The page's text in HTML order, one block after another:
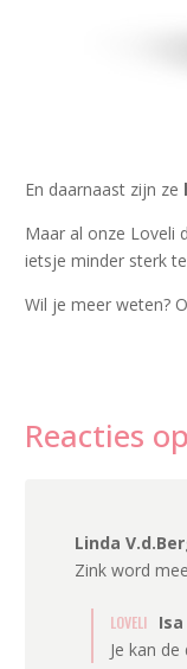
En daarnaast zijn ze
Maar al onze Loveli
ietsje minder sterk
Wil je meer weten?
Reacties
Linda
Zink word
LOVELI Isa
Je kan